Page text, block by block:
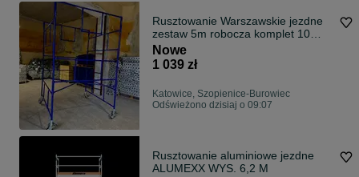
Rusztowanie Warszawskie jezdne
zestaw 5m robocza komplet 10
ramek
Nowe
1 039 zł
Katowice, Szopienice-Burowiec
Odświeżono dzisiaj o 09:07
Rusztowanie aluminiowe jezdne
ALUMEXX WYS. 6,2 M